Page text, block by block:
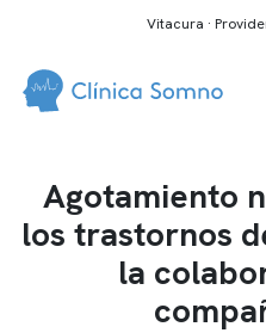
Vitacura ·
Agotamiento
los trastornos
la